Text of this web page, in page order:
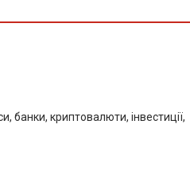
банки, криптовалюти, інвестиції,